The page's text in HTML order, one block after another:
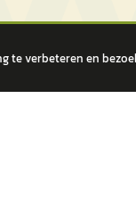
te verbeteren en